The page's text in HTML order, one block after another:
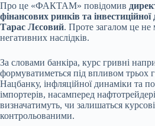
Про це «ФАКТАМ» повідомив
фінансових ринків та інвестиційної
Тарас Лєсовий. Проте загалом це не
негативних наслідків.
За словами банкіра, курс гривні
формуватиметься під впливом трьох
Нацбанку, інфляційної динаміки та
імпортерів, насамперед
визначатимуть, чи залишаться
контрольованими.